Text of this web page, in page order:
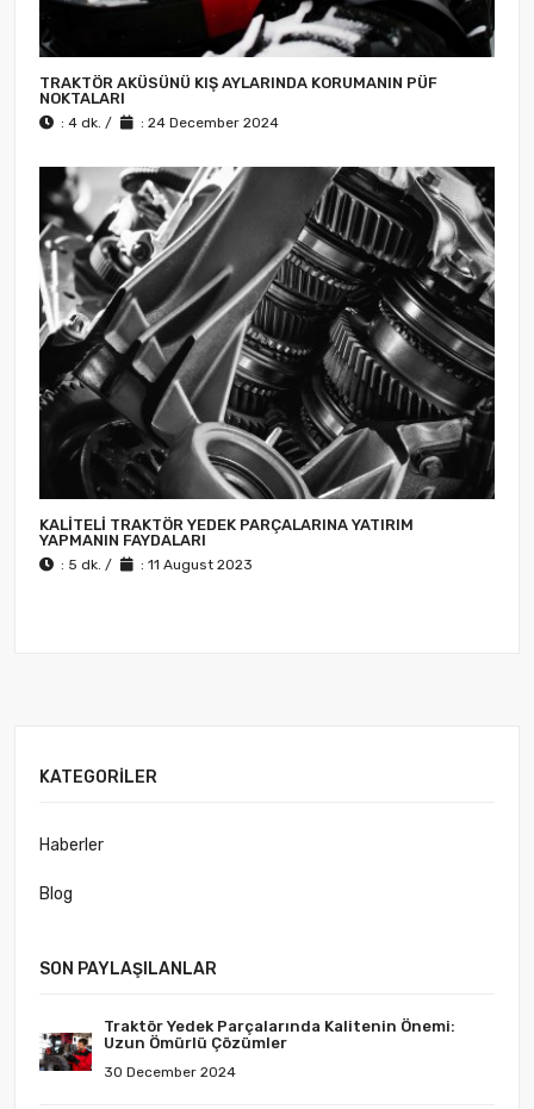
TRAKTÖR AKÜSÜNÜ KIŞ AYLARINDA KORUMANIN PÜF
NOKTALARI
: 4 dk. / : 24 December 2024
KALITELI TRAKTÖR YEDEK PARÇALARINA YATIRIM
YAPMANIN FAYDALARI
: 5 dk. / : 11 August 2023
KATEGORILER
Haberler
Blog
SON PAYLAŞILANLAR
Traktör Yedek Parçalarında Kalitenin Önemi:
Uzun Ömürlü Çözümler
30 December 2024